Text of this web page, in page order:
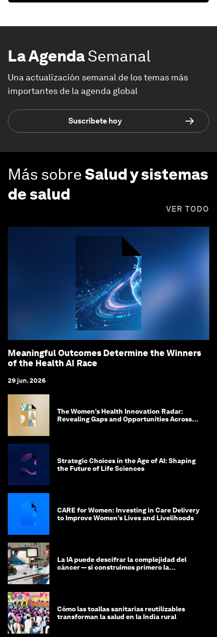
La AgendaSemanal
Una actualización semanal de los temas más
importantes de la agenda global
Suscríbete hoy
Más sobreSalud y sistemas
de salud
VER TODO
Meaningful Outcomes Determine the Winners
of the Health AI Race
29 jun. 2026
The Women’s Health Innovation Radar:
Revealing Gaps and Opportunities Across
Strategic Choices in the Age of AI: Shaping
the Future of Life Sciences
CARE for Women: Investing in Care Delivery
to Improve Women’s Lives and Livelihoods
La IA puede descifrar la complejidad del
cáncer — si construimos primero la
Cómo las toallas sanitarias reutilizables
transforman la salud en la India rural